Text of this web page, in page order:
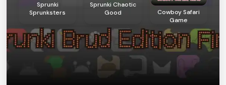
Sprunki
Sprunksters
Sprunki Chaotic
Good
Cowboy Safari
Game